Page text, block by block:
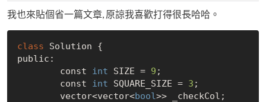
我也來貼個省一篇文章, 原諒我喜歡打得很長哈哈。
class Solution {
public:
	const
int SIZE = 9 ;
	const
int SQUARE_SIZE = 3 ;
	vector<vector<
bool>> _checkCol;